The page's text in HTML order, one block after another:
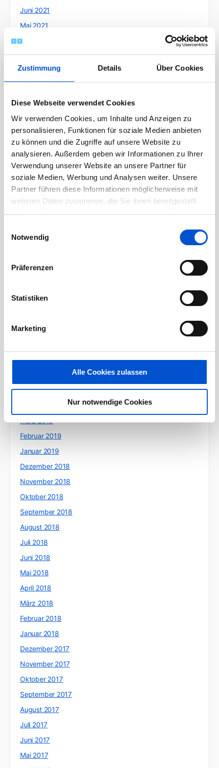
Zustimmung Details Über Cookies
Diese Webseite verwendet Cookies
Wir verwenden Cookies, um Inhalte und Anzeigen zu
personalisieren, Funktionen für soziale Medien anbieten
zu können und die Zugriffe auf unsere Website zu
analysieren. Außerdem geben wir Informationen zu Ihrer
Verwendung unserer Website an unsere Partner für
soziale Medien, Werbung und Analysen weiter. Unsere
Partner führen diese Informationen möglicherweise mit
weiteren Daten zusammen, die Sie ihnen bereitgestellt
haben oder die sie im Rahmen Ihrer Nutzung der Dienste
Notwendig
Präferenzen
Statistiken
Marketing
Alle Cookies zulassen
Nur notwendige Cookies
Juni 2021
Mai 2021
April 2021
März 2021
Februar 2021
Dezember 2020
November 2020
Oktober 2020
September 2020
August 2020
Juli 2020
Juni 2020
März 2020
Januar 2020
November 2019
September 2019
Juli 2019
Mai 2019
März 2019
Februar 2019
Januar 2019
Dezember 2018
November 2018
Oktober 2018
September 2018
August 2018
Juli 2018
Juni 2018
Mai 2018
April 2018
März 2018
Februar 2018
Januar 2018
Dezember 2017
November 2017
Oktober 2017
September 2017
August 2017
Juli 2017
Juni 2017
Mai 2017